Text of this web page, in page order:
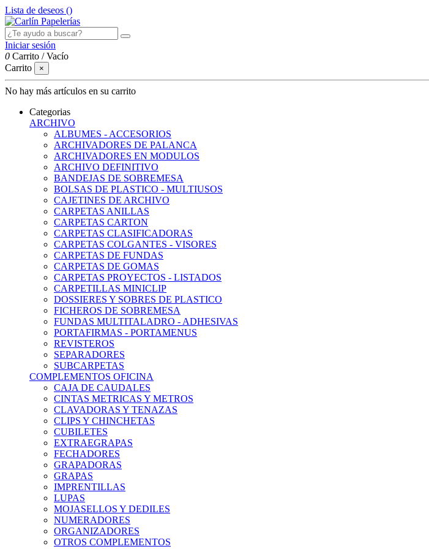
Lista de deseos ()
Iniciar sesión
0 Carrito /Vacío
Carrito
×
No hay más artículos en su carrito
Categorias
ARCHIVO
ALBUMES - ACCESORIOS
ARCHIVADORES DE PALANCA
ARCHIVADORES EN MODULOS
ARCHIVO DEFINITIVO
BANDEJAS DE SOBREMESA
BOLSAS DE PLASTICO - MULTIUSOS
CAJETINES DE ARCHIVO
CARPETAS ANILLAS
CARPETAS CARTON
CARPETAS CLASIFICADORAS
CARPETAS COLGANTES - VISORES
CARPETAS DE FUNDAS
CARPETAS DE GOMAS
CARPETAS PROYECTOS - LISTADOS
CARPETILLAS MINICLIP
DOSSIERES Y SOBRES DE PLASTICO
FICHEROS DE SOBREMESA
FUNDAS MULTITALADRO - ADHESIVAS
PORTAFIRMAS - PORTAMENUS
REVISTEROS
SEPARADORES
SUBCARPETAS
COMPLEMENTOS OFICINA
CAJA DE CAUDALES
CINTAS METRICAS Y METROS
CLAVADORAS Y TENAZAS
CLIPS Y CHINCHETAS
CUBILETES
EXTRAEGRAPAS
FECHADORES
GRAPADORAS
GRAPAS
IMPRENTILLAS
LUPAS
MOJASELLOS Y DEDILES
NUMERADORES
ORGANIZADORES
OTROS COMPLEMENTOS